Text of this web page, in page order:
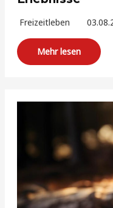
Freizeitleben
Mehr lesen